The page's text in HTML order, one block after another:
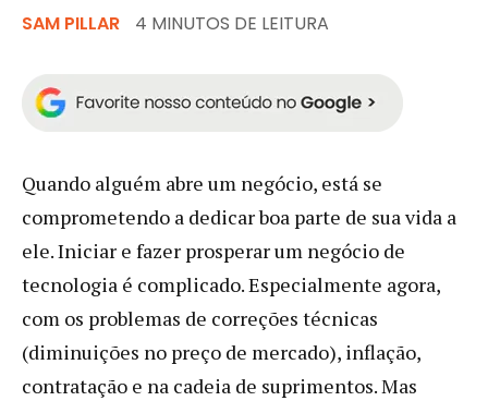
SAM PILLAR 4 MINUTOS DE LEITURA
Quando alguém abre um negócio, está se
comprometendo a dedicar boa parte de sua vida a
ele. Iniciar e fazer prosperar um negócio de
tecnologia é complicado. Especialmente agora,
com os problemas de correções técnicas
(diminuições no preço de mercado), inflação,
contratação e na cadeia de suprimentos. Mas